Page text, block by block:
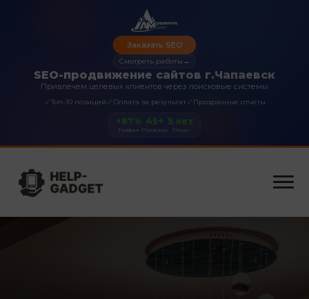
SEO-продвижение сайтов г.Чапаевск
Привлечем целевых клиентов через поисковые системы
✓Топ-10 позиций ✓Оплата за результат✓ Прозрачные отчеты
Заказать SEO
Смотреть работы →
+87%
Трафик
45+
Проекты
5 лет
Опыт